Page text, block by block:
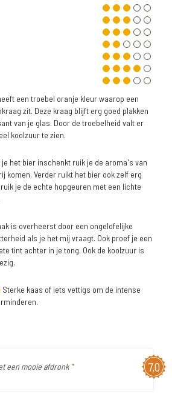
een troebel oranje kleur waarop een
zit. Deze kraag blijft erg goed plakken
van je glas. Door de troebelheid valt er
koolzuur te zien.
je het bier inschenkt ruik je de aroma's van
komen. Verder ruikt het bier ook zelf erg
je de echte hopgeuren met een lichte
is overheerst door een ongelofelijke
als je het mij vraagt. Ook proef je een
tint achter in je tong. Ook de koolzuur is
Sterke kaas of iets vettigs om de intense
7,0
een mooie afdronk "